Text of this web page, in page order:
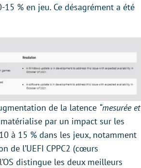
15 % en jeu. Ce désagrément a été
de la latence “mesurée et
par un impact sur les
à 15 % dans les jeux, notamment
de l’UEFI CPPC2 (cœurs
distingue les deux meilleurs